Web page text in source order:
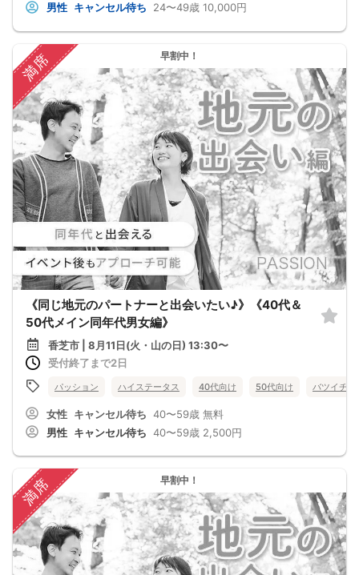
男性 キャンセル待ち 24〜49歳 10,000円
満席 早割中！
《同じ地元のパートナーと出会いたい♪》《40代＆
50代メイン同年代男女編》
香芝市 | 8月11日(火・山の日) 13:30〜
受付終了まで2日
パッション ハイステータス 40代向け 50代向け バツイチ・
女性 キャンセル待ち 40〜59歳 無料
男性 キャンセル待ち 40〜59歳 2,500円
満席 早割中！